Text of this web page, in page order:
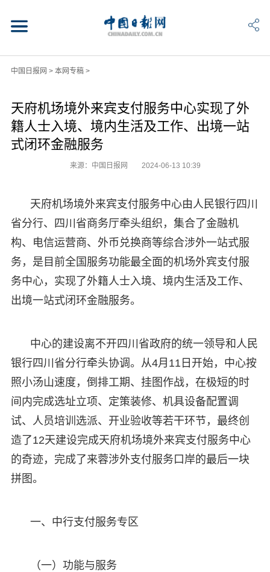
中国日报网 > 本网专稿>
天府机场境外来宾支付服务中心实现了外
籍人士入境、境内生活及工作、出境一站
式闭环金融服务
来源：中国日报网 2024-06-13 10:39
天府机场境外来宾支付服务中心由人民银行四川
省分行、四川省商务厅牵头组织，集合了金融机
构、电信运营商、外币兑换商等综合涉外一站式服
务，是目前全国服务功能最全面的机场外宾支付服
务中心，实现了外籍人士入境、境内生活及工作、
出境一站式闭环金融服务。
中心的建设离不开四川省政府的统一领导和人民
银行四川省分行牵头协调。从4月11日开始，中心按
照小汤山速度，倒排工期、挂图作战，在极短的时
间内完成选址立项、定策装修、机具设备配置调
试、人员培训选派、开业验收等若干环节，最终创
造了12天建设完成天府机场境外来宾支付服务中心
的奇迹，完成了来蓉涉外支付服务口岸的最后一块
拼图。
一、中行支付服务专区
（一）功能与服务